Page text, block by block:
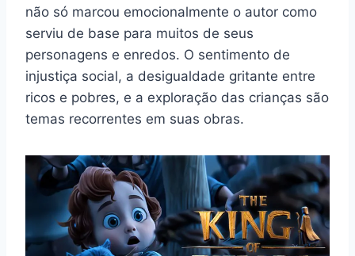
não só marcou emocionalmente o autor como
serviu de base para muitos de seus
personagens e enredos. O sentimento de
injustiça social, a desigualdade gritante entre
ricos e pobres, e a exploração das crianças são
temas recorrentes em suas obras.